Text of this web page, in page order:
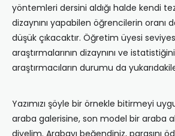
yöntemleri dersini aldığı halde kendi
dizaynını yapabilen öğrencilerin oranı
düşük çıkacaktır. Öğretim üyesi
araştırmalarının dizaynını ve
araştırmacıların durumu da
Yazımızı şöyle bir örnekle bitirmeyi
araba galerisine, son model bir araba